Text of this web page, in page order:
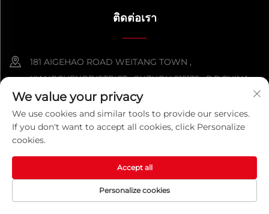
ติดต่อเรา
181 AIGEHAO ROAD WEITANG TOWN ,
XIANGCHENGDISTRICT , SUZHOU 215132 , P.R.CHINA
+86-152 5000 0863
[email protected]
ลิขสิทธิ์ © 2026 บริษัท จีนซูโจวกว่างไฉ่ เมทัล โปรดักส์ จำกัด สงวนสิทธิ์
ทุกประการ. นโยบายความเป็นส่วนตัว
We value your privacy
We use cookies and similar tools to provide our services.
If you don't want to accept all cookies, click Personalize
cookies.
Personalize cookies
Accept all